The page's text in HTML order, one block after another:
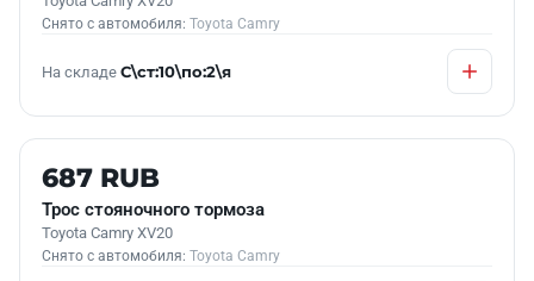
Снято с автомобиля: Toyota Camry
На складе С\ст:10\по:2\я
Б/У В НАЛИЧИИ
687 RUB
Трос стояночного тормоза
Toyota Camry XV20
Снято с автомобиля: Toyota Camry